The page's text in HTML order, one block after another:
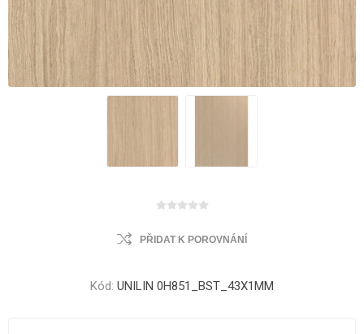
PŘIDAT K POROVNÁNÍ
Kód: UNILIN 0H851_BST_43X1MM